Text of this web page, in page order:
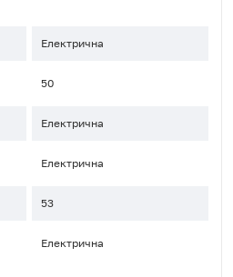
Електрична
50
Електрична
Електрична
53
Електрична